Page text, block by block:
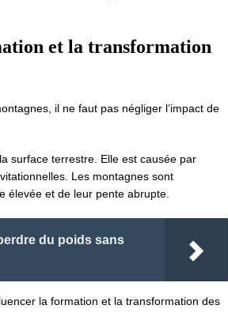
et la transformation
il ne faut pas négliger l’impact de
surface terrestre. Elle est causée par
Les montagnes sont
élevée et de leur pente abrupte.
du poids sans
la formation et la transformation des